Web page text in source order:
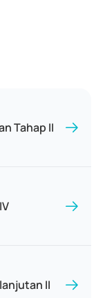
Tahap II
II